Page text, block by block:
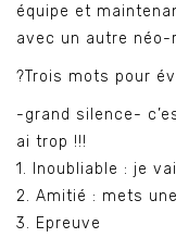
équipe et
avec un autre néo-
?Trois mots pour
-grand silence-
ai trop !!!
1. Inoubliable : je
2. Amitié : mets
3. Epreuve